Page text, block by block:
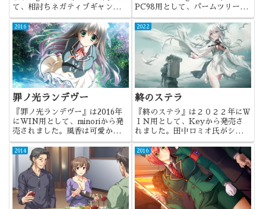
て、相討ちネガティブギャングか
ら発売されました。とにかくCG
枚数の多い作品でした。
PC98用として、パームツリーソ
フトから発売されました。パソコ
ミックと称して登場したシリーズ
の第1弾になります。
2016
罪ノ光ランデヴー
『罪ノ光ランデヴー』は2016年
にWIN用として、minoriから発
売されました。風香は可愛かった
ですね。
2022
終のステラ
『終のステラ』は２０２２年にＷ
ＩＮ用として、Keyから発売さ
れました。田中ロミオ氏がシナリ
オを手がけた、ロープライスの一
般向けノベルゲーになります。
2014 2016